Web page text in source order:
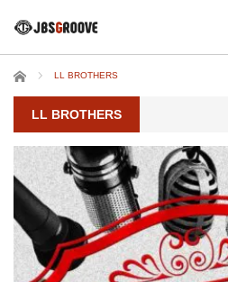
ホーム LL BROTHERS
LL BROTHERS